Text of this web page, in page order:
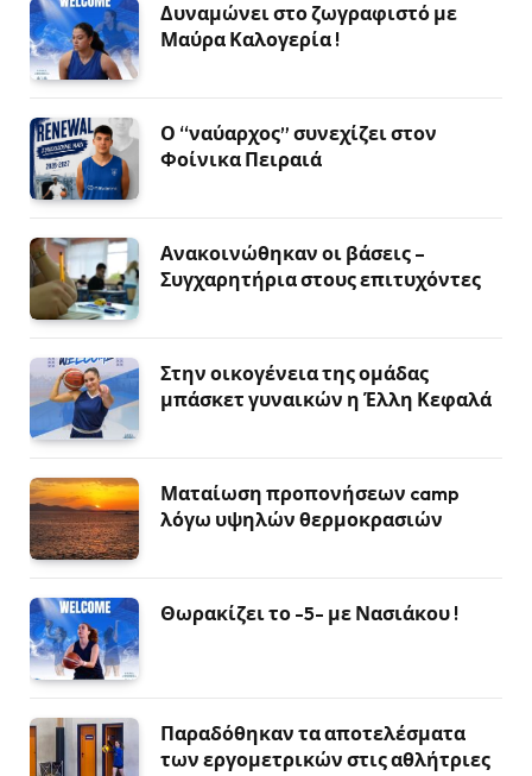
Δυναμώνει στο ζωγραφιστό με
Μαύρα Καλογερία !
Ο “ναύαρχος” συνεχίζει στον
Φοίνικα Πειραιά
Ανακοινώθηκαν οι βάσεις –
Συγχαρητήρια στους επιτυχόντες
Στην οικογένεια της ομάδας
μπάσκετ γυναικών η Έλλη Κεφαλά
Ματαίωση προπονήσεων camp
λόγω υψηλών θερμοκρασιών
Θωρακίζει το -5- με Νασιάκου !
Παραδόθηκαν τα αποτελέσματα
των εργομετρικών στις αθλήτριες